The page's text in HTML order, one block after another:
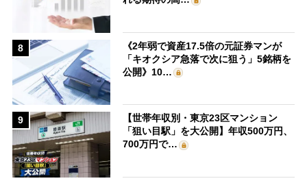
8
《2年弱で資産17.5倍の元証券マンが
「キオクシア急落で次に狙う」5銘柄を
公開》10…
9
【世帯年収別・東京23区マンション
「狙い目駅」を大公開】年収500万円、
700万円で…